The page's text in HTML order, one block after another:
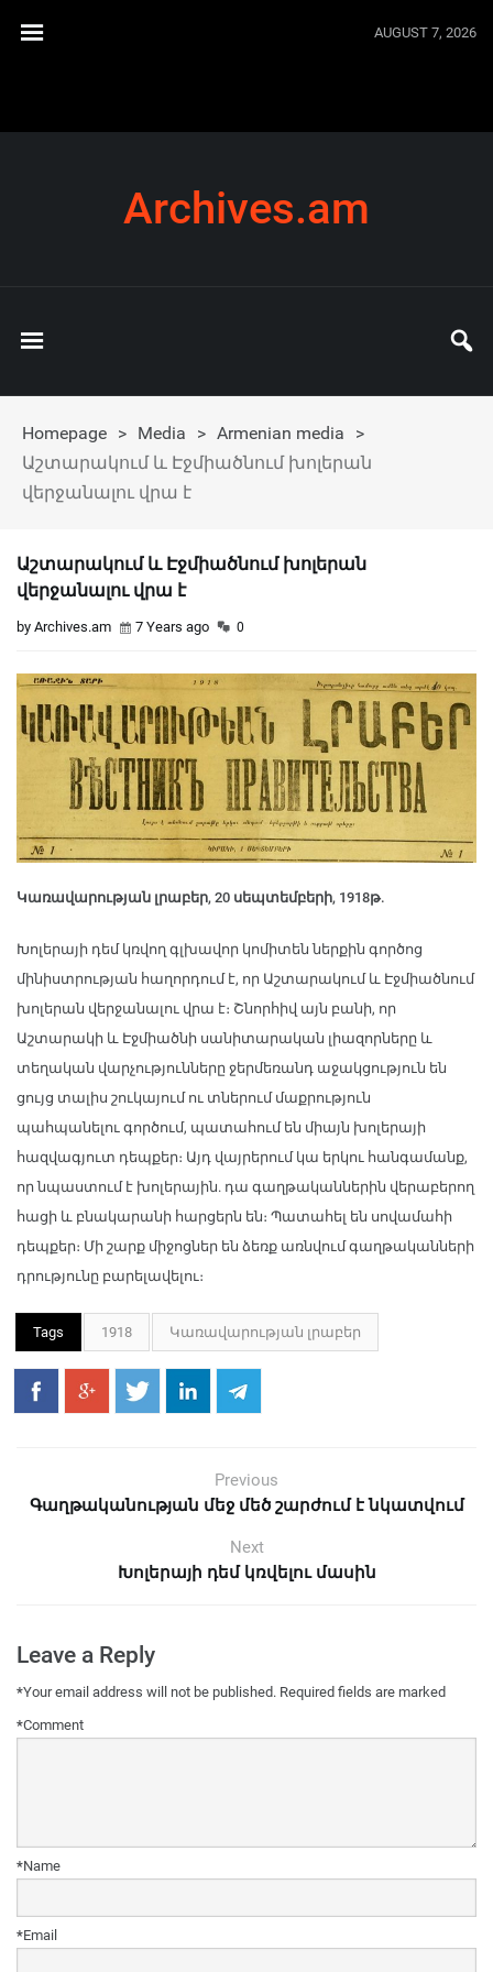
AUGUST 7, 2026
Archives.am
Homepage > Media > Armenian media
>
Աշտարակում և Էջմիածնում խոլերան
վերջանալու վրա է
Աշտարակում և Էջմիածնում խոլերան
վերջանալու վրա է
by Archives.am 7 Years ago 0
Կառավարության լրաբեր, 20 սեպտեմբերի, 1918թ.
Խոլերայի դեմ կռվող գլխավոր կոմիտեն ներքին գործոց
մինիստրության հաղորդում է, որ Աշտարակում և Էջմիածնում
խոլերան վերջանալու վրա է։ Շնորհիվ այն բանի, որ
Աշտարակի և Էջմիածնի սանիտարական լիազորները և
տեղական վարչությունները ջերմեռանդ աջակցություն են
ցույց տալիս շուկայում ու տներում մաքրություն
պահպանելու գործում, պատահում են միայն խոլերայի
հազվագյուտ դեպքեր։ Այդ վայրերում կա երկու հանգամանք,
որ նպաստում է խոլերային. դա գաղթականներին վերաբերող
հացի և բնակարանի հարցերն են։ Պատահել են սովամահի
դեպքեր։ Մի շարք միջոցներ են ձեռք առնվում գաղթականների
դրությունը բարելավելու։
Tags 1918 Կառավարության լրաբեր
Previous
Գաղթականության մեջ մեծ շարժում է նկատվում
Next
Խոլերայի դեմ կռվելու մասին
Leave a Reply
Your email address will not be published. Required fields are marked
*
Comment
*
Name
*
Email
*